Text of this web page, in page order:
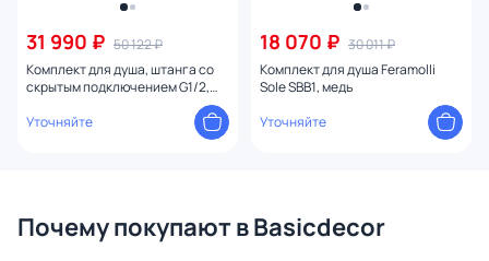
31 990 ₽ 50 122 ₽
Комплект для душа, штанга со
скрытым подключением G1/2,
Уточняйте
18 070 ₽ 30 011 ₽
Комплект для душа Feramolli
Sole SBB1, медь
Уточняйте
Почему покупают в Basicdecor